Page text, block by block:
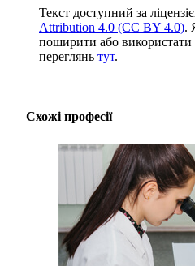
Текст доступний за
Attribution 4.0 (CC BY 4.0).
поширити або використати
переглянь тут.
Схожі професії